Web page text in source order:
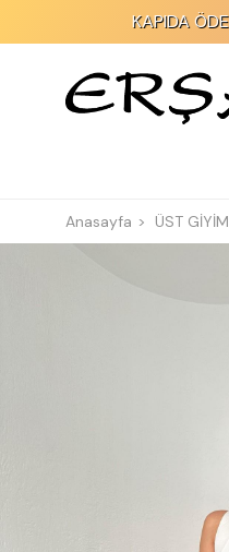
KAPIDA ÖDEME İMKANI!
Anasayfa ÜST GİYİM